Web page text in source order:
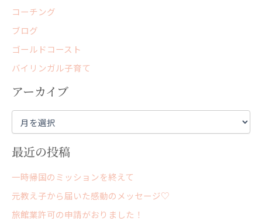
コーチング
ブログ
ゴールドコースト
バイリンガル子育て
アーカイブ
最近の投稿
一時帰国のミッションを終えて
元教え子から届いた感動のメッセージ♡
旅館業許可の申請がおりました！